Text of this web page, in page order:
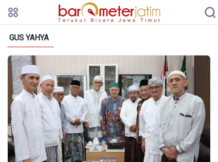
GUS YAHYA